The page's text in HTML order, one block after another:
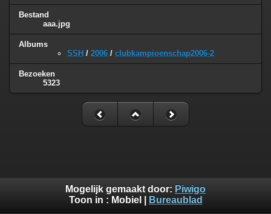
Bestand
aaa.jpg
Albums
SSH / 2006 / clubkampioenschap2006-2
Bezoeken
5323
Mogelijk gemaakt door: Piwigo
Toon in : Mobiel Bureaublad